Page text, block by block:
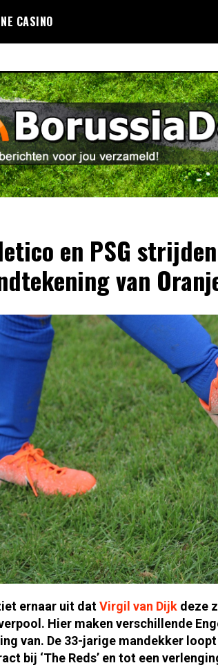
CASINO
en PSG
van
ernaar uit datVirgil van Dijkdeze
Hier maken verschillende
van. De 33-jarige mandekker
bij ‘The Reds’ en tot een